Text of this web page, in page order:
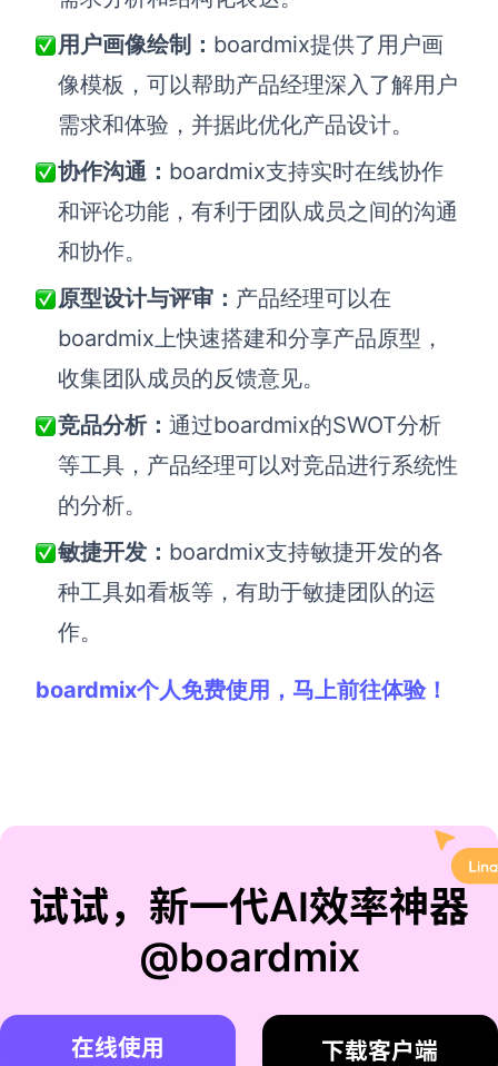
用户画像绘制： boardmix提供了用户画
像模板，可以帮助产品经理深入了解用户
需求和体验，并据此优化产品设计。
协作沟通： boardmix支持实时在线协作
和评论功能，有利于团队成员之间的沟通
和协作。
原型设计与评审： 产品经理可以在
boardmix上快速搭建和分享产品原型，
收集团队成员的反馈意见。
竞品分析： 通过boardmix的SWOT分析
等工具，产品经理可以对竞品进行系统性
的分析。
敏捷开发： boardmix支持敏捷开发的各
种工具如看板等，有助于敏捷团队的运
作。
boardmix个人免费使用，马上前往体验！
试试，新一代AI效率神器
@boardmix
在线使用 下载客户端